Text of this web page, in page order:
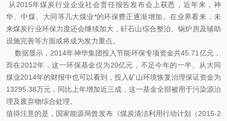
从2015年煤炭行业企业社会责任报告发布会上获悉，近年来，神
华、中煤、大同等几大煤业*的环保费正逐渐增加。在业界看来，未
来煤炭行业环保力度还会继续加大，矸石山综合整治、锅炉房及辅助
设施完善等方面或将成为发力重点。
数据显示，2014年神华集团投入节能环保专项资金共45.71亿元，
而在2012年，这一环保基金仅为20亿元，不足今年的一半。从大同
煤业2014年的财报中也可以看到，投入矿山环境恢复治理保证资金为
13295.38万元，同比上年增加近三成，这一基金全部被用于污染源治
理及废弃物综合处理。
值得注意的是，国家能源局曾发布《煤炭清洁利用行动计划（2015-2